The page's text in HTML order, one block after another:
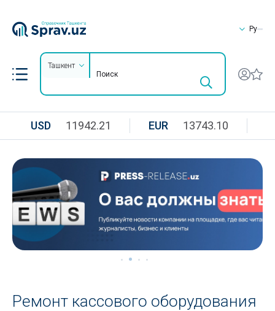
Ру
Ташкент
USD 11942.21 EUR 13743.10
Ремонт кассового оборудования